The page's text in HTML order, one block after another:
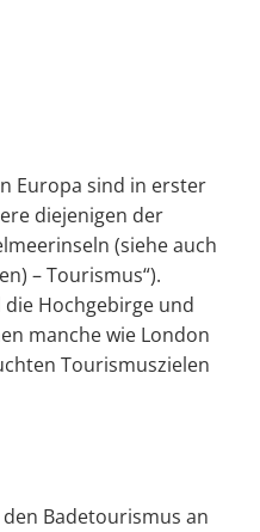
Europa sind in erster
diejenigen der
(siehe auch
– Tourismus“).
Hochgebirge und
manche wie London
Tourismuszielen
Badetourismus an